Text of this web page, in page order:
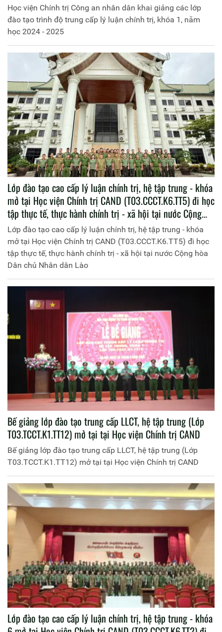
Học viện Chính trị Công an nhân dân khai giảng các lớp
đào tạo trình độ trung cấp lý luận chính trị, khóa 1, năm
học 2024 - 2025
Lớp đào tạo cao cấp lý luận chính trị, hệ tập trung - khóa
mở tại Học viện Chính trị CAND (T03.CCCT.K6.TT5) đi học
tập thực tế, thực hành chính trị - xã hội tại nước Cộng
hòa Dân chủ Nhân dân Lào
Lớp đào tạo cao cấp lý luận chính trị, hệ tập trung - khóa
mở tại Học viện Chính trị CAND (T03.CCCT.K6.TT5) đi học
tập thực tế, thực hành chính trị - xã hội tại nước Cộng hòa
Dân chủ Nhân dân Lào
Bế giảng lớp đào tạo trung cấp LLCT, hệ tập trung (Lớp
T03.TCCT.K1.TT12) mở tại tại Học viện Chính trị CAND
Bế giảng lớp đào tạo trung cấp LLCT, hệ tập trung (Lớp
T03.TCCT.K1.TT12) mở tại tại Học viện Chính trị CAND
Lớp đào tạo cao cấp lý luận chính trị, hệ tập trung - khóa